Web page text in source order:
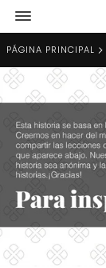
PÁGINA PRINCIPAL